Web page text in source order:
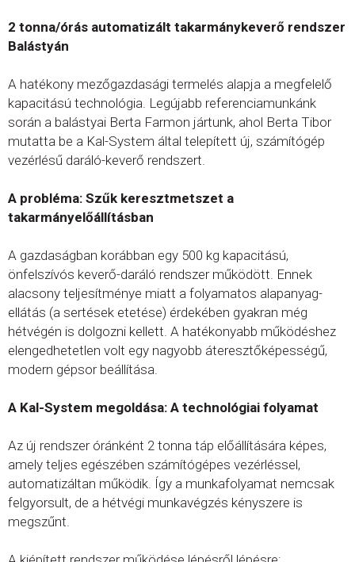
2 tonna/órás automatizált takarmánykeverő rendszer
Balástyán
A hatékony mezőgazdasági termelés alapja a megfelelő
kapacitású technológia. Legújabb referenciamunkánk
során a balástyai Berta Farmon jártunk, ahol Berta Tibor
mutatta be a Kal-System által telepített új, számítógép
vezérlésű daráló-keverő rendszert.
A probléma: Szűk keresztmetszet a
takarmányelőállításban
A gazdaságban korábban egy 500 kg kapacitású,
önfelszívós keverő-daráló rendszer működött. Ennek
alacsony teljesítménye miatt a folyamatos alapanyag-
ellátás (a sertések etetése) érdekében gyakran még
hétvégén is dolgozni kellett. A hatékonyabb működéshez
elengedhetetlen volt egy nagyobb áteresztőképességű,
modern gépsor beállítása.
A Kal-System megoldása: A technológiai folyamat
Az új rendszer óránként 2 tonna táp előállítására képes,
amely teljes egészében számítógépes vezérléssel,
automatizáltan működik. Így a munkafolyamat nemcsak
felgyorsult, de a hétvégi munkavégzés kényszere is
megszűnt.